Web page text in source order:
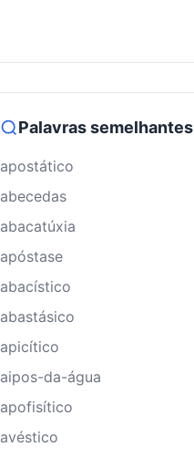
Palavras semelhantes
apostático
abecedas
abacatúxia
apóstase
abacístico
abastásico
apicítico
aipos-da-água
apofisítico
avéstico